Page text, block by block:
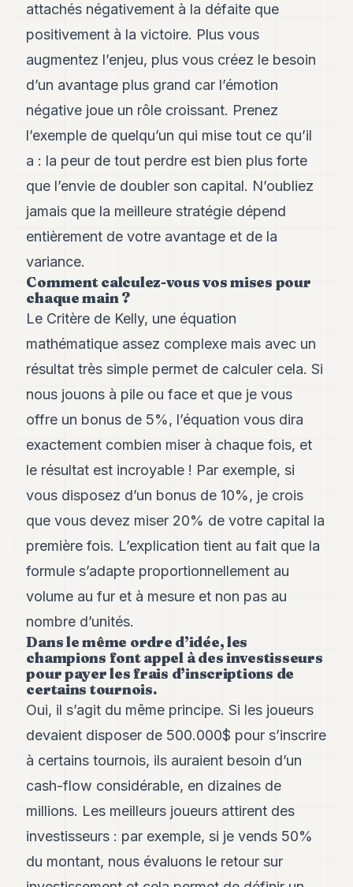
attachés négativement à la défaite que
positivement à la victoire. Plus vous
augmentez l’enjeu, plus vous créez le besoin
d’un avantage plus grand car l’émotion
négative joue un rôle croissant. Prenez
l’exemple de quelqu’un qui mise tout ce qu’il
a : la peur de tout perdre est bien plus forte
que l’envie de doubler son capital. N’oubliez
jamais que la meilleure stratégie dépend
entièrement de votre avantage et de la
variance.
Comment calculez-vous vos mises pour
chaque main ?
Le Critère de Kelly, une équation
mathématique assez complexe mais avec un
résultat très simple permet de calculer cela. Si
nous jouons à pile ou face et que je vous
offre un bonus de 5%, l’équation vous dira
exactement combien miser à chaque fois, et
le résultat est incroyable ! Par exemple, si
vous disposez d’un bonus de 10%, je crois
que vous devez miser 20% de votre capital la
première fois. L’explication tient au fait que la
formule s’adapte proportionnellement au
volume au fur et à mesure et non pas au
nombre d’unités.
Dans le même ordre d’idée, les
champions font appel à des investisseurs
pour payer les frais d’inscriptions de
certains tournois.
Oui, il s’agit du même principe. Si les joueurs
devaient disposer de 500.000$ pour s’inscrire
à certains tournois, ils auraient besoin d’un
cash-flow considérable, en dizaines de
millions. Les meilleurs joueurs attirent des
investisseurs : par exemple, si je vends 50%
du montant, nous évaluons le retour sur